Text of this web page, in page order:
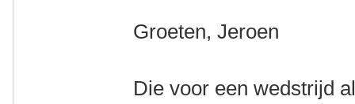
Groeten, Jeroen
Die voor een wedstrijd